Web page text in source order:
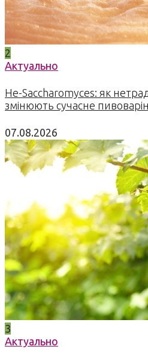
2
Актуально
Не-Saccharomyces: як
змінюють сучасне
07.08.2026
3
Актуально